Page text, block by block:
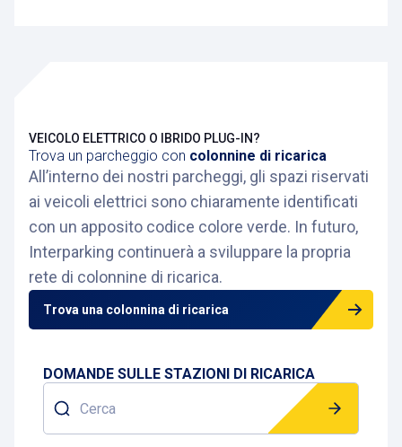
Trova un parcheggio con colonnine di ricarica
VEICOLO ELETTRICO O IBRIDO PLUG-IN?
All’interno dei nostri parcheggi, gli spazi riservati
ai veicoli elettrici sono chiaramente identificati
con un apposito codice colore verde. In futuro,
Interparking continuerà a sviluppare la propria
rete di colonnine di ricarica.
Trova una colonnina di ricarica
DOMANDE SULLE STAZIONI DI RICARICA
Cerca